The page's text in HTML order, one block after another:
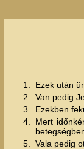
1.
Ezek után
2.
Van pedig
3.
Ezekben
4.
Mert
5.
Vala pedig